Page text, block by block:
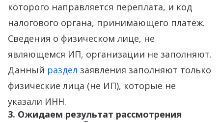
которого направляется переплата, и код
налогового органа, принимающего платёж.
Сведения о физическом лице, не
являющемся ИП, организации не заполняют.
Данный раздел заявления заполняют только
физические лица (не ИП), которые не
указали ИНН.
3. Ожидаем результат рассмотрения